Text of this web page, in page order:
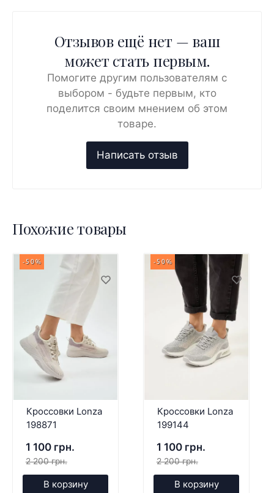
Отзывов ещё нет — ваш
может стать первым.
Помогите другим пользователям с
выбором - будьте первым, кто
поделится своим мнением об этом
товаре.
Похожие товары
-50%
Кроссовки Lonza
198871
1 100 грн.
2 200 грн.
В корзину
-50%
Кроссовки Lonza
199144
1 100 грн.
2 200 грн.
В корзину